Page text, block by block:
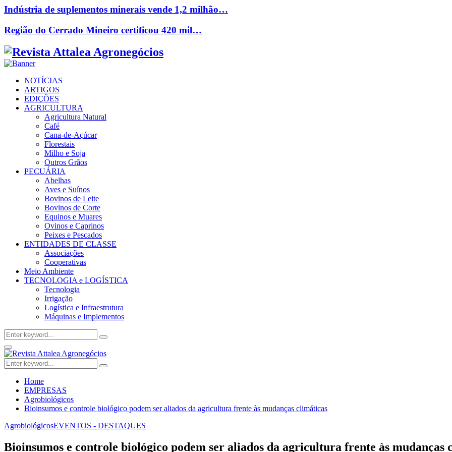
Indústria de suplementos minerais vende 1,2 milhão…
Região do Cerrado Mineiro certificou 420 mil…
Facebook
Twitter
Instagram
Linkedin
Youtube
Email
NOTÍCIAS
ARTIGOS
EDIÇÕES
AGRICULTURA
Agricultura Natural
Café
Cana-de-Açúcar
Florestais
Milho e Soja
Outros Grãos
PECUÁRIA
Abelhas
Aves e Suínos
Bovinos de Leite
Bovinos de Corte
Equinos e Muares
Ovinos e Caprinos
Peixes e Pescados
ENTIDADES DE CLASSE
Associações
Cooperativas
Meio Ambiente
TECNOLOGIA e LOGÍSTICA
Tecnologia
Irrigação
Logística e Infraestrutura
Máquinas e Implementos
Search
for:
Search
Facebook
Twitter
Instagram
Linkedin
Youtube
Email
Primary
Menu
Search
for:
Search
Home
EMPRESAS
Agrobiológicos
Bioinsumos e controle biológico podem ser aliados da agricultura frente às mudanças climáticas
AgrobiológicosEVENTOS - DESTAQUES
Bioinsumos e controle biológico podem ser aliados da agricultura frente às mudanças